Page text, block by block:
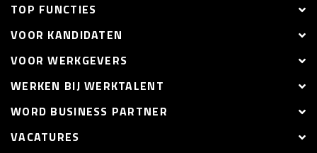
TOP FUNCTIES
VOOR KANDIDATEN
VOOR WERKGEVERS
WERKEN BIJ WERKTALENT
WORD BUSINESS PARTNER
VACATURES